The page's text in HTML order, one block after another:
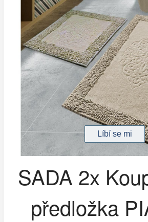
SADA 2x
předložka